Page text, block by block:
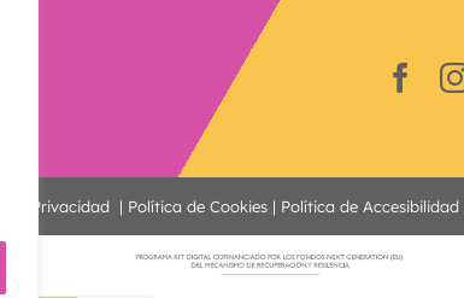
de Privacidad | Política de Cookies| Política de Accesibilidad